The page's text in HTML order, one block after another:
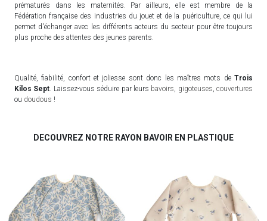
prématurés dans les maternités. Par ailleurs, elle est membre de la
Fédération française des industries du jouet et de la puériculture, ce qui lui
permet d'échanger avec les différents acteurs du secteur pour être toujours
plus proche des attentes des jeunes parents.
Qualité, fiabilité, confort et joliesse sont donc les maîtres mots de Trois
Kilos Sept . Laissez-vous séduire par leurs bavoirs gigoteuses couvertures
ou doudous !
DECOUVREZ NOTRE RAYON BAVOIR EN PLASTIQUE